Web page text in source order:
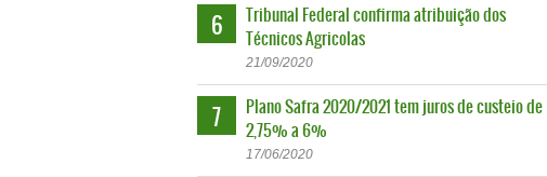
6
Tribunal Federal confirma atribuição dos
Técnicos Agricolas
21/09/2020
7
Plano Safra 2020/2021 tem juros de custeio de
2,75% a 6%
17/06/2020